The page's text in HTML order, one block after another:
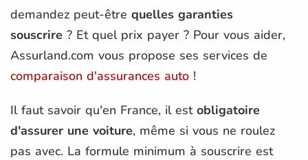
demandez peut-être quelles garanties
souscrire ? Et quel prix payer ? Pour vous aider,
Assurland.com vous propose ses services de
comparaison d'assurances auto !
Il faut savoir qu'en France, il est obligatoire
d'assurer une voiture, même si vous ne roulez
pas avec. La formule minimum à souscrire est